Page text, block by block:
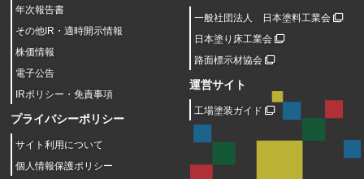
年次報告書
その他IR・適時開示情報
株価情報
電子公告
IRポリシー・免責事項
プライバシーポリシー
サイト利用について
個人情報保護ポリシー
一般社団法人 日本塗料工業会
日本塗り床工業会
路面標示材協会
運営サイト
工場塗装ガイド